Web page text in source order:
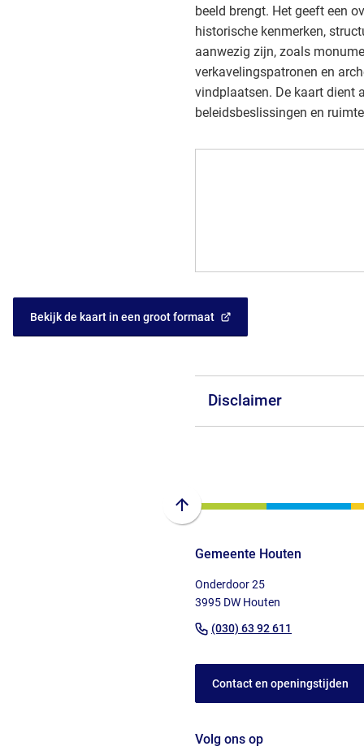
beeld brengt. Het geeft een
historische kenmerken,
aanwezig zijn, zoals
verkavelingspatronen en
vindplaatsen. De kaart dient
beleidsbeslissingen en
Bekijk de kaart in een groot formaat
(Verwijst
Disclaimer
Scroll
boven
het
van
paginainhoud
Gemeente Houten
Onderdoor 25
3995 DW Houten
(030) 63 92 611
een
Contact en openingstijden
Volg ons op